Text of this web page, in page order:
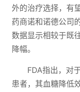
外的治疗选择，有
药商诺和诺德公司
数据显示相较于既
降幅。
FDA指出，对
患者，其血糖降低